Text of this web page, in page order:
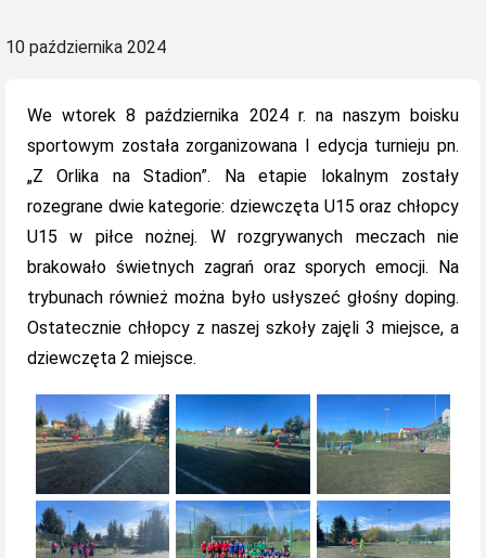
Posted
10 października 2024
We wtorek 8 października 2024 r. na naszym boisku
sportowym została zorganizowana I edycja turnieju pn.
„Z Orlika na Stadion”. Na etapie lokalnym zostały
rozegrane dwie kategorie: dziewczęta U15 oraz chłopcy
U15 w piłce nożnej. W rozgrywanych meczach nie
brakowało świetnych zagrań oraz sporych emocji. Na
trybunach również można było usłyszeć głośny doping.
Ostatecznie chłopcy z naszej szkoły zajęli 3 miejsce, a
dziewczęta 2 miejsce.